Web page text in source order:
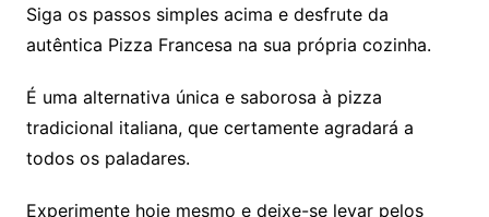
Siga os passos simples acima e desfrute da
autêntica Pizza Francesa na sua própria cozinha.
É uma alternativa única e saborosa à pizza
tradicional italiana, que certamente agradará a
todos os paladares.
Experimente hoje mesmo e deixe-se levar pelos